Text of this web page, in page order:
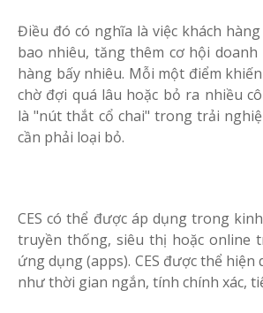
Điều đó có nghĩa là việc khách
bao nhiêu, tăng thêm cơ hội
hàng bấy nhiêu. Mỗi một điểm
chờ đợi quá lâu hoặc bỏ ra nhiều
là "nút thắt cổ chai" trong trải
cần phải loại bỏ.
CES có thể được áp dụng trong
truyền thống, siêu thị hoặc online
ứng dụng (apps). CES được thể
như thời gian ngắn, tính chính xác,